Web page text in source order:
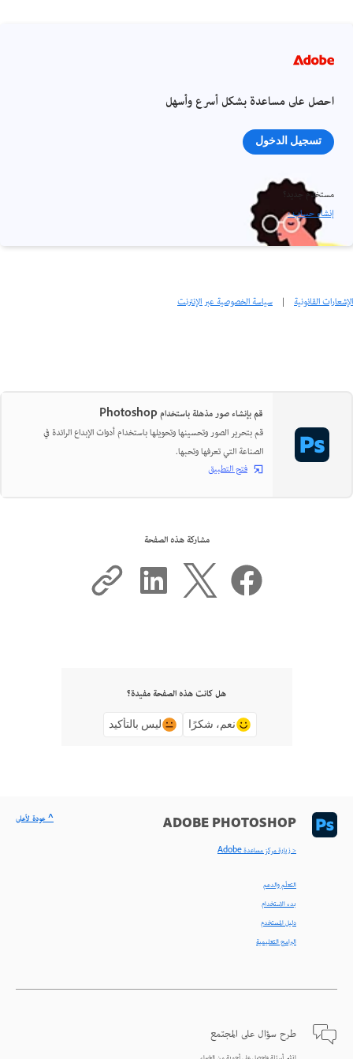
احصل على مساعدة بشكل أسرع وأسهل
تسجيل الدخول
مستخدم جديد؟
إنشاء حساب ›
الإشعارات القانونية | سياسة الخصوصية عبر الإنترنت
قم بإنشاء صور مذهلة باستخدام Photoshop
قم بتحرير الصور وتحسينها وتحويلها باستخدام أدوات الإبداع الرائدة في
الصناعة التي تعرفها وتحبها.
فتح التطبيق
مشاركة هذه الصفحة
هل كانت هذه الصفحة مفيدة؟
نعم، شكرًا ليس بالتأكيد
ADOBE PHOTOSHOP
< زيارة مركز مساعدة Adobe
التعلّم والدعم
بدء الاستخدام
دليل المستخدم
البرامج التعليمية
طرح سؤال على المجتمع
^ عودة لأعلى